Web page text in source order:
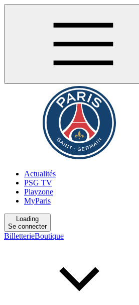
Actualités
PSG TV
Playzone
MyParis
Loading
Se connecter
BilletterieBoutique